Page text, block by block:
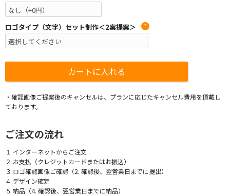
ロゴタイプ（文字）セット制作＜2案提案＞ ?
・確認画像ご提案後のキャンセルは、プランに応じたキャンセル費用を頂戴し
ております。
ご注文の流れ
１.インターネットからご注文
２.お支払（クレジットカードまたはお振込）
３.ロゴ確認画像ご確認（2. 確認後、翌営業日までに提出）
４.デザイン確定
５.納品（4. 確認後、翌営業日までに納品）